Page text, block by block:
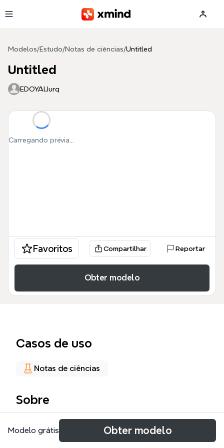
Modelos/Estudo/Notas de ciências/Untitled
Untitled
EDOYAlJurq
Carregando prévia...
Favoritos Compartilhar Reportar
Obter modelo
Casos de uso
Notas de ciências
Sobre
Este mapa mental de enfermedades
autoinmunitarias cubre cuatro trastornos
Modelo grátis Obter modelo